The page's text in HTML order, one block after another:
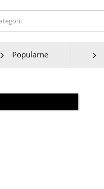
kategorii
Popularne